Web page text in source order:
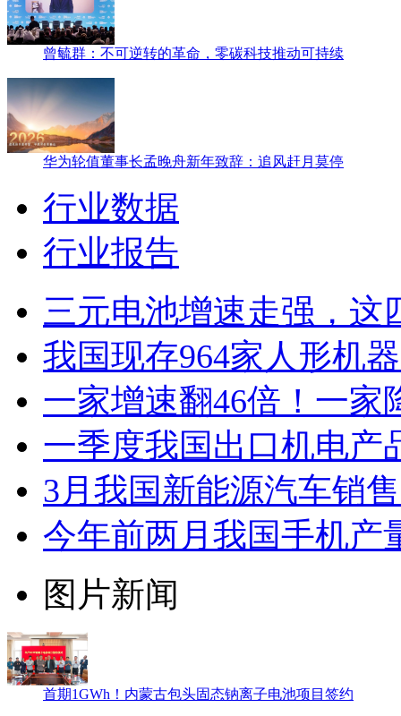
曾毓群：不可逆转的革命，零碳科技推动可持续
华为轮值董事长孟晚舟新年致辞：追风赶月莫停
行业数据
行业报告
三元电池增速走强，这
我国现存964家人形机
一家增速翻46倍！一家
一季度我国出口机电产
3月我国新能源汽车销
今年前两月我国手机产
图片新闻
首期1GWh！内蒙古包头固态钠离子电池项目签约